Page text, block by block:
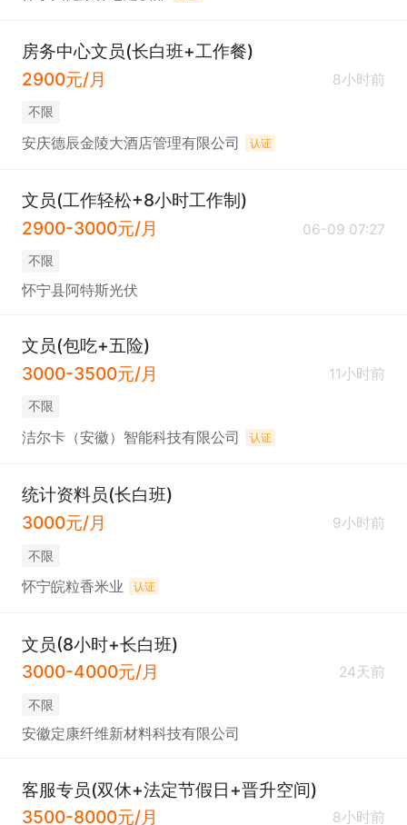
房务中心文员(长白班+工作餐)
2900元/月
8小时前
不限
安庆德辰金陵大酒店管理有限公司 认证
文员(工作轻松+8小时工作制)
2900-3000元/月
06-09 07:27
不限
怀宁县阿特斯光伏
文员(包吃+五险)
3000-3500元/月
11小时前
不限
洁尔卡（安徽）智能科技有限公司 认证
统计资料员(长白班)
3000元/月
9小时前
不限
怀宁皖粒香米业 认证
文员(8小时+长白班)
3000-4000元/月
24天前
不限
安徽定康纤维新材料科技有限公司
客服专员(双休+法定节假日+晋升空间)
3500-8000元/月
8小时前